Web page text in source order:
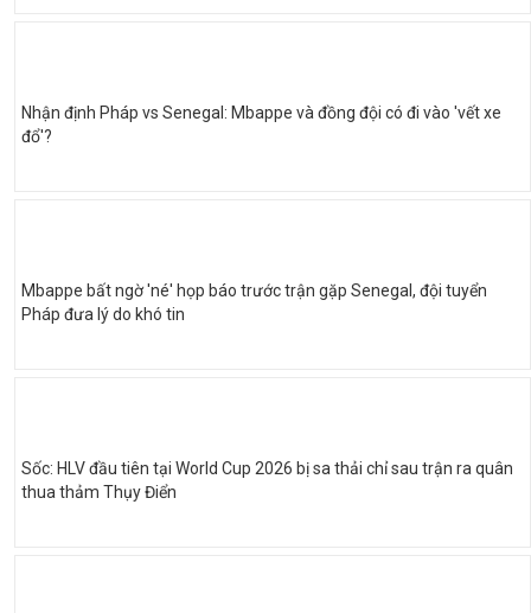
Nhận định Pháp vs Senegal: Mbappe và đồng đội có đi vào 'vết xe
đổ'?
Mbappe bất ngờ 'né' họp báo trước trận gặp Senegal, đội tuyển
Pháp đưa lý do khó tin
Sốc: HLV đầu tiên tại World Cup 2026 bị sa thải chỉ sau trận ra quân
thua thảm Thụy Điển